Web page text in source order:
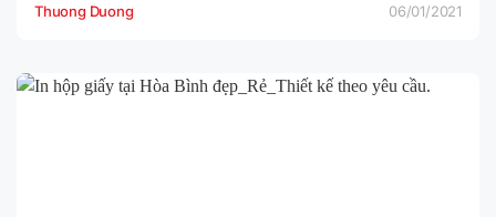
Thuong Duong 06/01/2021